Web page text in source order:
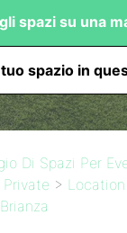
spazi su una
spazio in
Di Spazi Per
>